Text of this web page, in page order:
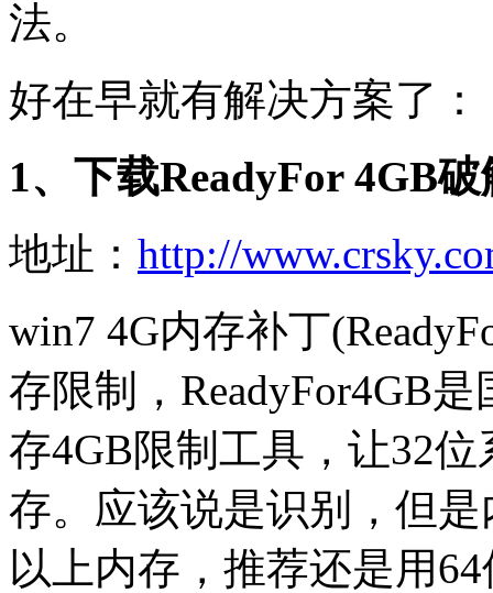
法。
好在早就有解决方案了：
1、下载ReadyFor 4GB
地址： http://
win7 4G内存补丁
存限制，ReadyFor4GB
存4GB限制工具，让32
存。应该说是识别，但
以上内存，推荐还是用